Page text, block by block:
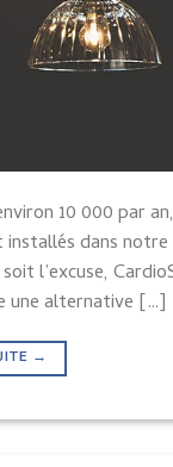
10 000 par
dans notre
l’excuse,
une alternative […]
→